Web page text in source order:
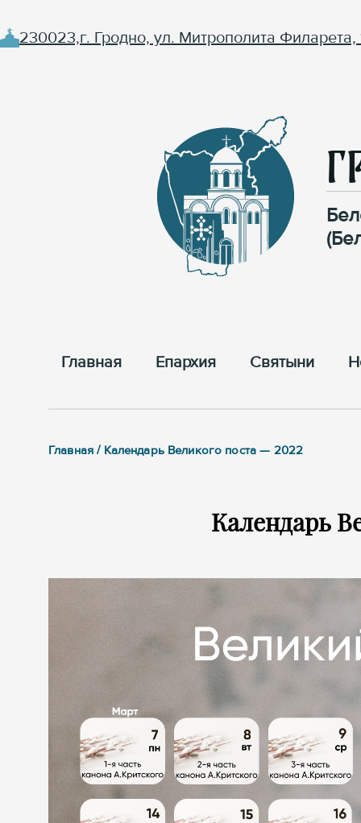
230023,г. Гродно, ул. Митрополита Филарета,
Главная Епархия Cвятыни
Главная / Календарь Великого поста — 2022
Календарь